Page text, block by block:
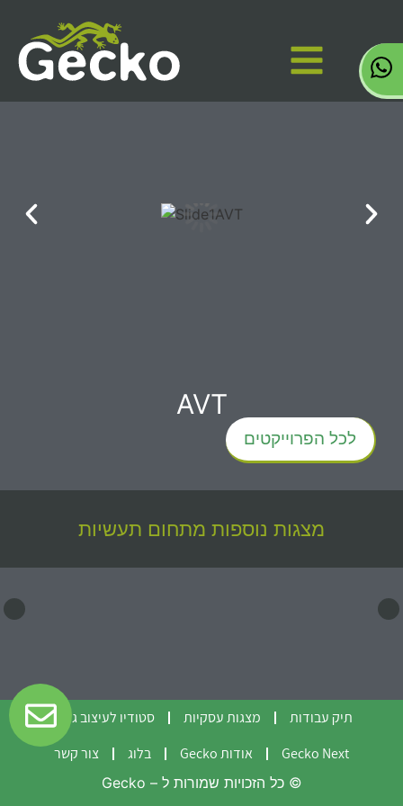
AVT
לכל הפרוייקטים
מצגות נוספות מתחום תעשיות
תיק עבודות מצגות עסקיות
סטודיו לעיצוב גרפי
Gecko Next
אודות Gecko בלוג צור קשר
© כל הזכויות שמורות ל – Gecko